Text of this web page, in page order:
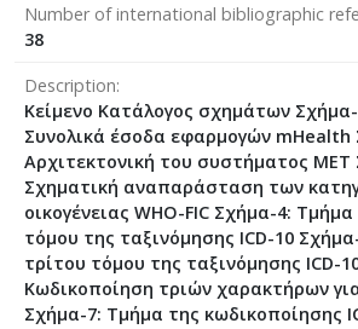
Number of international bibliographic
38
Description
Κείμενο Κατάλογος σχημάτων Σχήμα-
Συνολικά έσοδα εφαρμογών mHealth
Αρχιτεκτονική του συστήματος ΜΕΤ
Σχηματική αναπαράσταση των
οικογένειας WHO-FIC Σχήμα-4:
τόμου της ταξινόμησης ICD-10
τρίτου τόμου της ταξινόμησης ICD-
Κωδικοποίηση τριών χαρακτήρων
Σχήμα-7: Τμήμα της κωδικοποίησης